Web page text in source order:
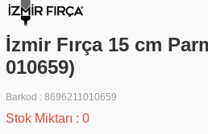
İzmir Fırça 15 cm
010659)
Barkod : 8696211010659
Stok Miktarı : 0